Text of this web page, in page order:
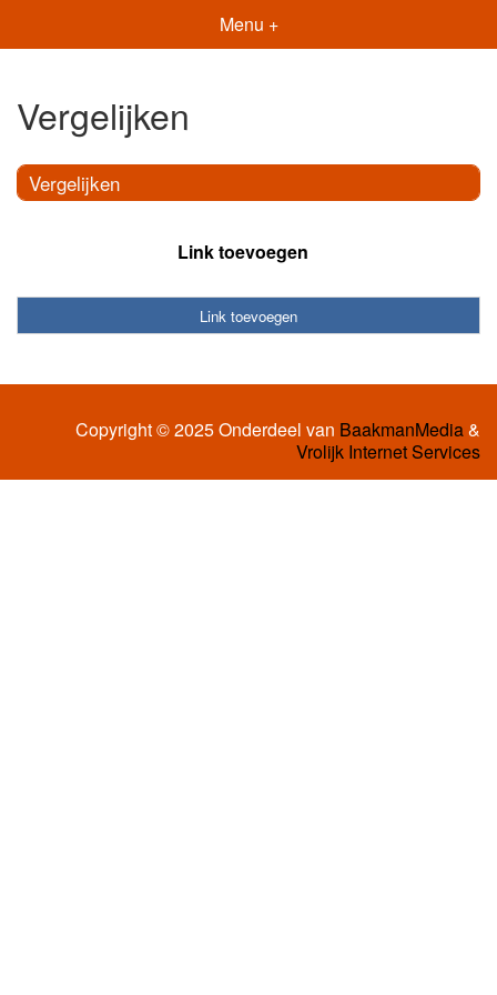
Menu +
Vergelijken
Vergelijken
Link toevoegen
Link toevoegen
Copyright © 2025 Onderdeel van BaakmanMedia&
Vrolijk Internet Services